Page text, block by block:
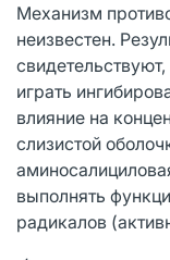
Механизм
неизвестен.
играть
влияние на
слизистой
выполнять
радикалов